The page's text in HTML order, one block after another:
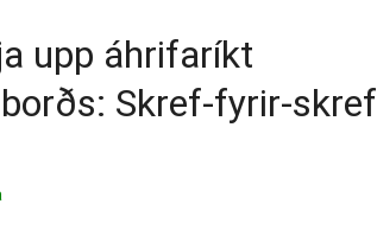
upp áhrifaríkt
Skref-fyrir-skref